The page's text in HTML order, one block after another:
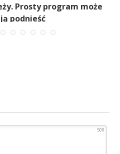
Prosty program może
podnieść
500